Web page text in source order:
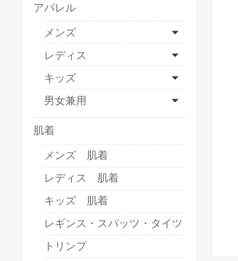
アパレル
メンズ
レディス
キッズ
男女兼用
肌着
メンズ 肌着
レディス 肌着
キッズ 肌着
レギンス・スパッツ・タイツ
トリンプ